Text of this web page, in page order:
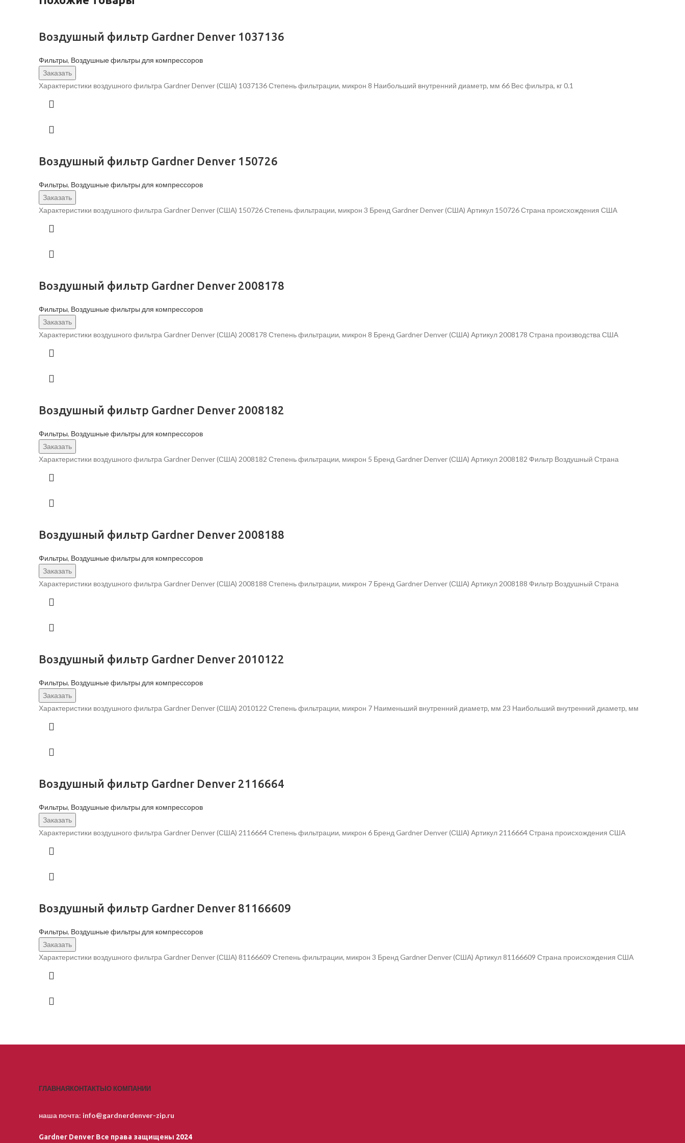
Воздушный фильтр Gardner Denver 1037136
Фильтры, Воздушные фильтры для компрессоров
Заказать
Характеристики воздушного фильтра Gardner Denver (США) 1037136 Степень фильтрации, микрон 8 Наибольший внутренний диаметр, мм 66 Вес фильтра, кг 0.1
Воздушный фильтр Gardner Denver 150726
Фильтры, Воздушные фильтры для компрессоров
Заказать
Характеристики воздушного фильтра Gardner Denver (США) 150726 Степень фильтрации, микрон 3 Бренд Gardner Denver (США) Артикул 150726 Страна происхождения США
Воздушный фильтр Gardner Denver 2008178
Фильтры, Воздушные фильтры для компрессоров
Заказать
Характеристики воздушного фильтра Gardner Denver (США) 2008178 Степень фильтрации, микрон 8 Бренд Gardner Denver (США) Артикул 2008178 Страна производства США
Воздушный фильтр Gardner Denver 2008182
Фильтры, Воздушные фильтры для компрессоров
Заказать
Характеристики воздушного фильтра Gardner Denver (США) 2008182 Степень фильтрации, микрон 5 Бренд Gardner Denver (США) Артикул 2008182 Фильтр Воздушный Страна
Воздушный фильтр Gardner Denver 2008188
Фильтры, Воздушные фильтры для компрессоров
Заказать
Характеристики воздушного фильтра Gardner Denver (США) 2008188 Степень фильтрации, микрон 7 Бренд Gardner Denver (США) Артикул 2008188 Фильтр Воздушный Страна
Воздушный фильтр Gardner Denver 2010122
Фильтры, Воздушные фильтры для компрессоров
Заказать
Характеристики воздушного фильтра Gardner Denver (США) 2010122 Степень фильтрации, микрон 7 Наименьший внутренний диаметр, мм 23 Наибольший внутренний диаметр, мм
Воздушный фильтр Gardner Denver 2116664
Фильтры, Воздушные фильтры для компрессоров
Заказать
Характеристики воздушного фильтра Gardner Denver (США) 2116664 Степень фильтрации, микрон 6 Бренд Gardner Denver (США) Артикул 2116664 Страна происхождения США
Воздушный фильтр Gardner Denver 81166609
Фильтры, Воздушные фильтры для компрессоров
Заказать
Характеристики воздушного фильтра Gardner Denver (США) 81166609 Степень фильтрации, микрон 3 Бренд Gardner Denver (США) Артикул 81166609 Страна происхождения США
ГЛАВНАЯКОНТАКТЫО КОМПАНИИ
наша почта: info@gardnerdenver-zip.ru
Gardner Denver Все права защищены 2024